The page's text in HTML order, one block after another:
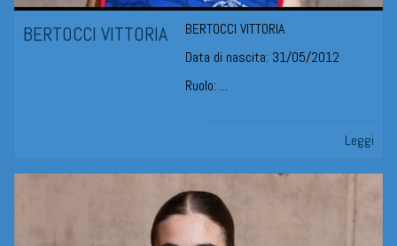
BERTOCCI VITTORIA
BERTOCCI VITTORIA
Data di nascita: 31/05/2012
Ruolo: ...
Leggi